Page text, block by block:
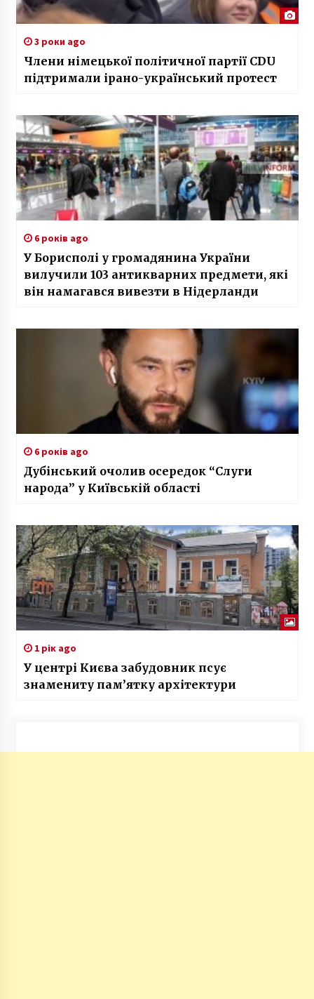
3 роки ago
Члени німецької політичної партії CDU
підтримали ірано-український протест
6 років ago
У Борисполі у громадянина України
вилучили 103 антикварних предмети, які
він намагався вивезти в Нідерланди
6 років ago
Дубінський очолив осередок “Слуги
народа” у Київській області
1 рік ago
У центрі Києва забудовник псує
знамениту пам’ятку архітектури